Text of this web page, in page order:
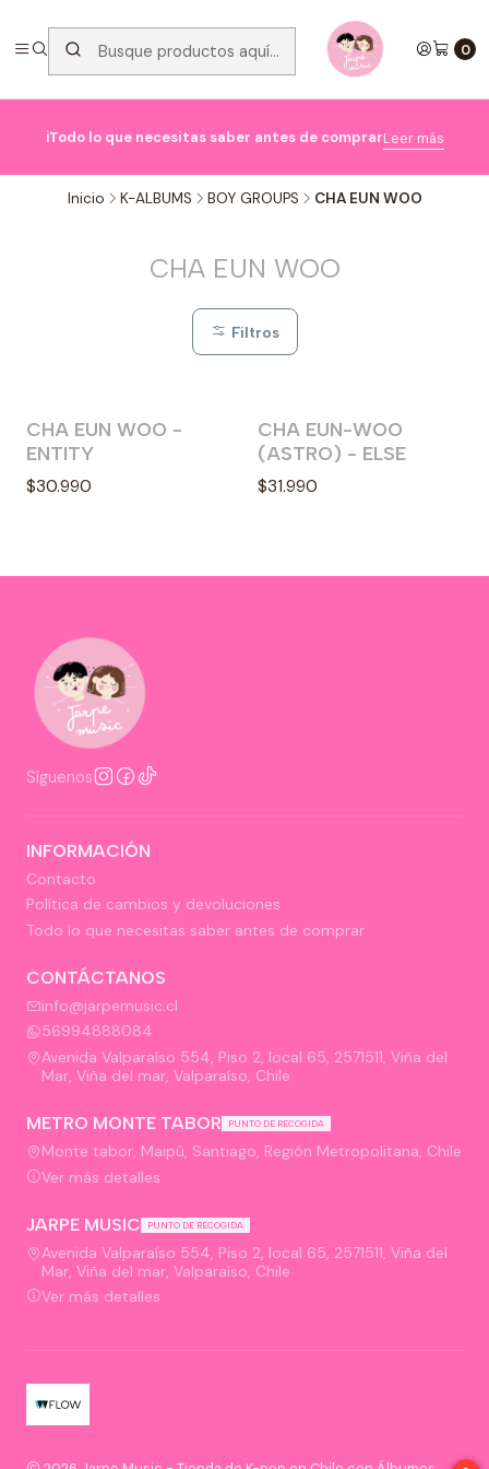
0
ℹ️Todo lo que necesitas saber antes de comprarLeer más
Inicio K-ALBUMS BOY GROUPS CHA EUN WOO
CHA EUN WOO
Filtros
CHA EUN WOO -
ENTITY
$30.990
CHA EUN-WOO
(ASTRO) - ELSE
$31.990
Síguenos
INFORMACIÓN
Contacto
Política de cambios y devoluciones
Todo lo que necesitas saber antes de comprar
CONTÁCTANOS
info@jarpemusic.cl
56994888084
Avenida Valparaíso 554, Piso 2, local 65, 2571511, Viña del
Mar, Viña del mar, Valparaíso, Chile
METRO MONTE TABOR PUNTO DE RECOGIDA
Monte tabor, Maipú, Santiago, Región Metropolitana, Chile
Ver más detalles
JARPE MUSIC PUNTO DE RECOGIDA
Avenida Valparaíso 554, Piso 2, local 65, 2571511, Viña del
Mar, Viña del mar, Valparaíso, Chile
Ver más detalles